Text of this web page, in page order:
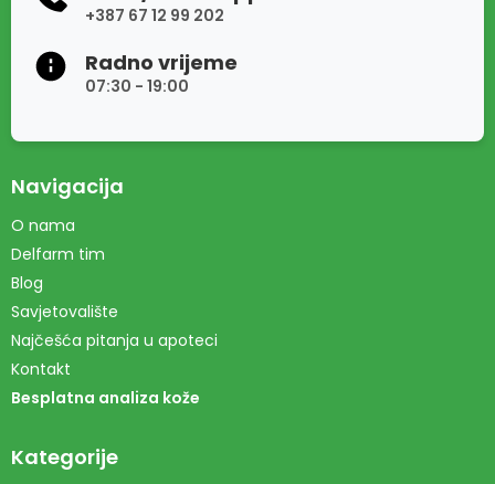
+387 67 12 99 202
Radno vrijeme
07:30 - 19:00
Navigacija
O nama
Delfarm tim
Blog
Savjetovalište
Najčešća pitanja u apoteci
Kontakt
Besplatna analiza kože
Kategorije